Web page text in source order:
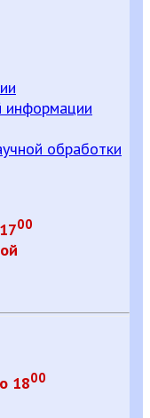
информации
обработки
00
1800